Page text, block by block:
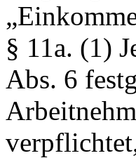
§ 11a. (1)
Abs. 6